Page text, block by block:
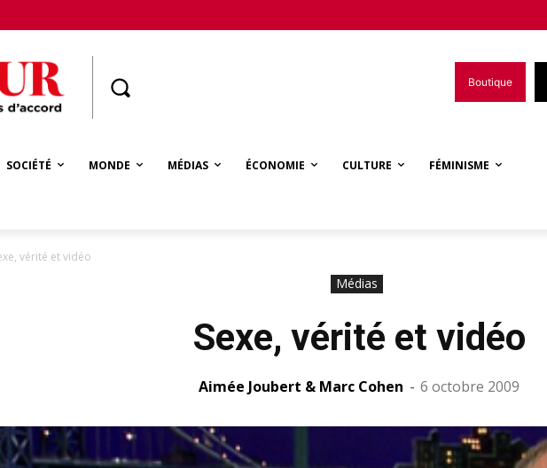
Boutique
SOCIÉTÉ MONDE MÉDIAS ÉCONOMIE CULTURE FÉMINISME
vérité et vidéo
Médias
Sexe, vérité et vidéo
Aimée Joubert & Marc Cohen - 6 octobre 2009